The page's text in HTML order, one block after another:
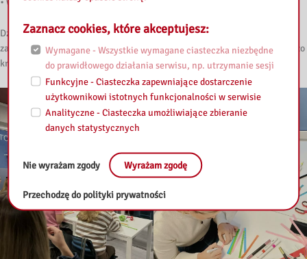
Dziękujemy prowadzącej oraz wszystkim uczestnikom za obecność,
zaangażowanie i twórczą atmosferę. Było inspirująco, świątecznie i bardzo
kreatywnie!
Zaznacz cookies, które akceptujesz:
Wymagane - Wszystkie wymagane ciasteczka niezbędne
do prawidłowego działania serwisu, np. utrzymanie sesji
Funkcyjne - Ciasteczka zapewniające dostarczenie
użytkownikowi istotnych funkcjonalności w serwisie
Analityczne - Ciasteczka umożliwiające zbieranie
danych statystycznych
Nie wyrażam zgody Wyrażam zgodę
Przechodzę do polityki prywatności